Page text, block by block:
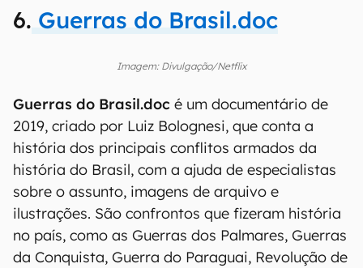
6. Guerras do Brasil.doc
Imagem: Divulgação/Netflix
Guerras do Brasil.doc é um documentário de
2019, criado por Luiz Bolognesi, que conta a
história dos principais conflitos armados da
história do Brasil, com a ajuda de especialistas
sobre o assunto, imagens de arquivo e
ilustrações. São confrontos que fizeram história
no país, como as Guerras dos Palmares, Guerras
da Conquista, Guerra do Paraguai, Revolução de